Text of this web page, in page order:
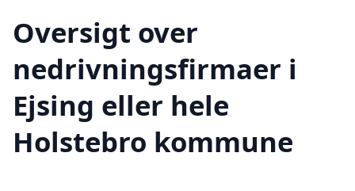
Oversigt over
nedrivningsfirmaer i
Ejsing eller hele
Holstebro kommune